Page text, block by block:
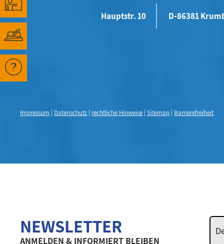
Hauptstr. 10 D-86381
Impressum Datenschutz rechtliche Hinweise |Sitemap Barrierefreiheit
NEWSLETTER
ANMELDEN & INFORMIERT BLEIBEN